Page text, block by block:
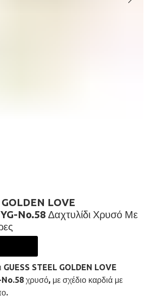
GOLDEN LOVE
No.58 Δαχτυλίδι Χρυσό Με
GUESS STEEL GOLDEN LOVE
χρυσό, με σχέδιο καρδιά με